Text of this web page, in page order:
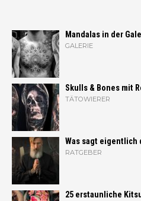
Mandalas in der
GALERIE
Skulls & Bones mit
TÄTOWIERER
Was sagt eigentlich
RATGEBER
25 erstaunliche